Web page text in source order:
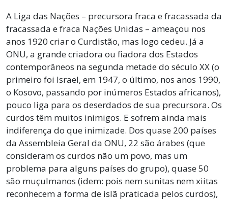
A Liga das Nações – precursora fraca e fracassada da
fracassada e fraca Nações Unidas – ameaçou nos
anos 1920 criar o Curdistão, mas logo cedeu. Já a
ONU, a grande criadora ou fiadora dos Estados
contemporâneos na segunda metade do século XX (o
primeiro foi Israel, em 1947, o último, nos anos 1990,
o Kosovo, passando por inúmeros Estados africanos),
pouco liga para os deserdados de sua precursora. Os
curdos têm muitos inimigos. E sofrem ainda mais
indiferença do que inimizade. Dos quase 200 países
da Assembleia Geral da ONU, 22 são árabes (que
consideram os curdos não um povo, mas um
problema para alguns países do grupo), quase 50
são muçulmanos (idem: pois nem sunitas nem xiitas
reconhecem a forma de islã praticada pelos curdos),